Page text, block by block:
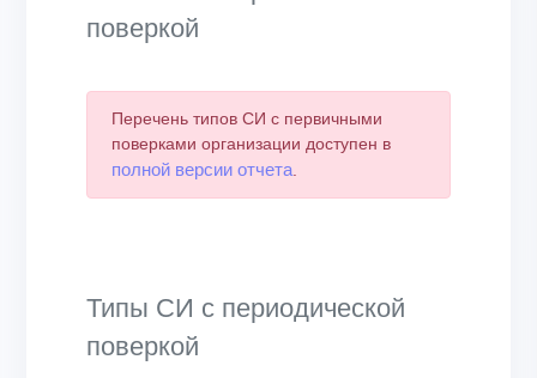
поверкой
Перечень типов СИ с первичными
поверками организации доступен в
полной версии отчета.
Типы СИ с периодической
поверкой